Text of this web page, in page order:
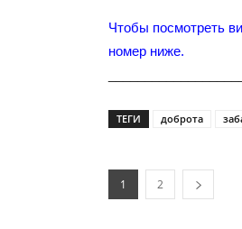
Чтобы посмотреть
номер ниже.
ТЕГИ доброта
1 2